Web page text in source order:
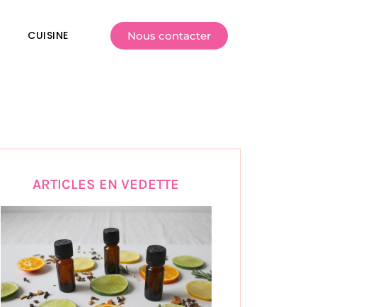
CUISINE Nous contacter
ARTICLES EN VEDETTE